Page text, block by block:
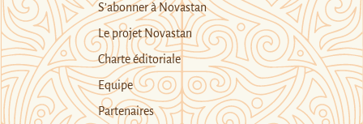
S’abonner à Novastan
Le projet Novastan
Charte éditoriale
Equipe
Partenaires